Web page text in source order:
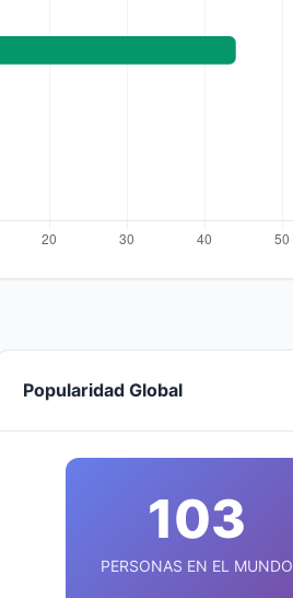
Popularidad Global
103
PERSONAS EN EL MUNDO